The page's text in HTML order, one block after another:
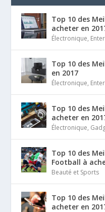
Top 10 des
acheter en
Électronique,
Top 10 des
en 2017
Électronique,
Top 10 des
acheter en
Électronique,
Top 10 des
Football à
Beauté et Sports
Top 10 des
acheter en